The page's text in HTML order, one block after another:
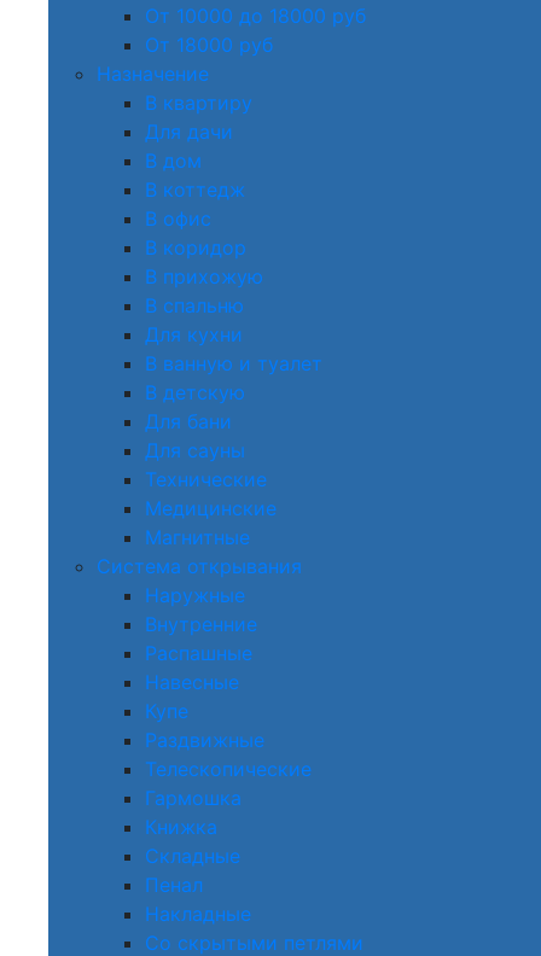
От 10000 до 18000 руб
От 18000 руб
Назначение
В квартиру
Для дачи
В дом
В коттедж
В офис
В коридор
В прихожую
В спальню
Для кухни
В ванную и туалет
В детскую
Для бани
Для сауны
Технические
Медицинские
Магнитные
Система открывания
Наружные
Внутренние
Распашные
Навесные
Купе
Раздвижные
Телескопические
Гармошка
Книжка
Складные
Пенал
Накладные
Со скрытыми петлями